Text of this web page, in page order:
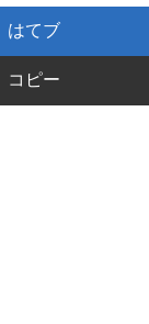
はてブ
コピー